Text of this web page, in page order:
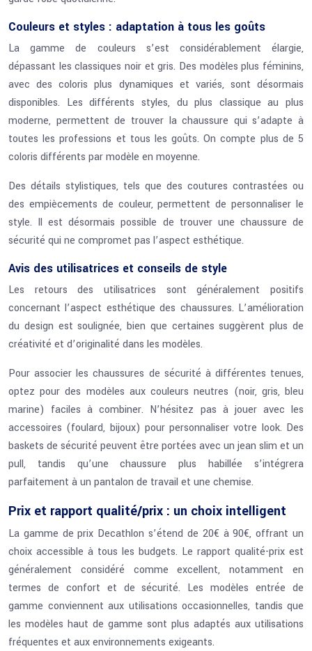
Couleurs et styles : adaptation à tous les goûts
La gamme de couleurs s’est considérablement élargie,
dépassant les classiques noir et gris. Des modèles plus féminins,
avec des coloris plus dynamiques et variés, sont désormais
disponibles. Les différents styles, du plus classique au plus
moderne, permettent de trouver la chaussure qui s’adapte à
toutes les professions et tous les goûts. On compte plus de 5
coloris différents par modèle en moyenne.
Des détails stylistiques, tels que des coutures contrastées ou
des empiècements de couleur, permettent de personnaliser le
style. Il est désormais possible de trouver une chaussure de
sécurité qui ne compromet pas l’aspect esthétique.
Avis des utilisatrices et conseils de style
Les retours des utilisatrices sont généralement positifs
concernant l’aspect esthétique des chaussures. L’amélioration
du design est soulignée, bien que certaines suggèrent plus de
créativité et d’originalité dans les modèles.
Pour associer les chaussures de sécurité à différentes tenues,
optez pour des modèles aux couleurs neutres (noir, gris, bleu
marine) faciles à combiner. N’hésitez pas à jouer avec les
accessoires (foulard, bijoux) pour personnaliser votre look. Des
baskets de sécurité peuvent être portées avec un jean slim et un
pull, tandis qu’une chaussure plus habillée s’intégrera
parfaitement à un pantalon de travail et une chemise.
Prix et rapport qualité/prix : un choix intelligent
La gamme de prix Decathlon s’étend de 20€ à 90€, offrant un
choix accessible à tous les budgets. Le rapport qualité-prix est
généralement considéré comme excellent, notamment en
termes de confort et de sécurité. Les modèles entrée de
gamme conviennent aux utilisations occasionnelles, tandis que
les modèles haut de gamme sont plus adaptés aux utilisations
fréquentes et aux environnements exigeants.